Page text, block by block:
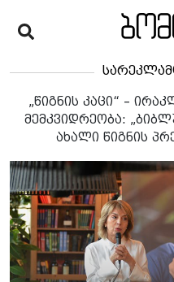
„წიგნის კაცი“ –
მემკვიდრეობა:
ახალი წიგნის